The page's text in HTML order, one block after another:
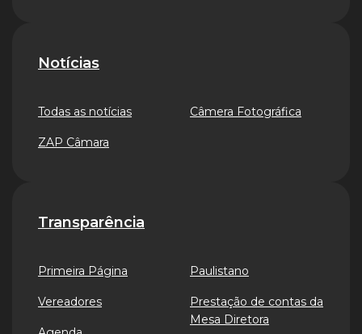
Notícias
Todas as notícias
ZAP Câmara
Câmera Fotográfica
Transparência
Primeira Página
Vereadores
Paulistano
Prestação de contas da
Mesa Diretora